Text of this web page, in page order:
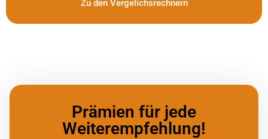
Zu den Vergelichsrechnern
Prämien für jede
Weiterempfehlung!